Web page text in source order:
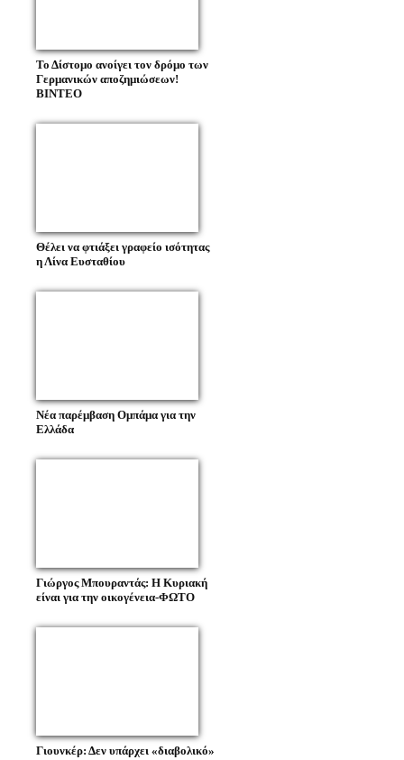
Το Δίστομο ανοίγει τον δρόμο των
Γερμανικών αποζημιώσεων!
ΒΙΝΤΕΟ
Θέλει να φτιάξει γραφείο ισότητας
η Λίνα Ευσταθίου
Νέα παρέμβαση Ομπάμα για την
Ελλάδα
Γιώργος Μπουραντάς: Η Κυριακή
είναι για την οικογένεια-ΦΩΤΟ
Γιουνκέρ: Δεν υπάρχει «διαβολικό»